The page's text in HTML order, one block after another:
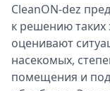
CleanON-dez
к решению таких
оценивают
насекомых,
помещения и